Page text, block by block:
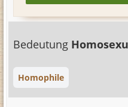
Bedeutung
Homophile